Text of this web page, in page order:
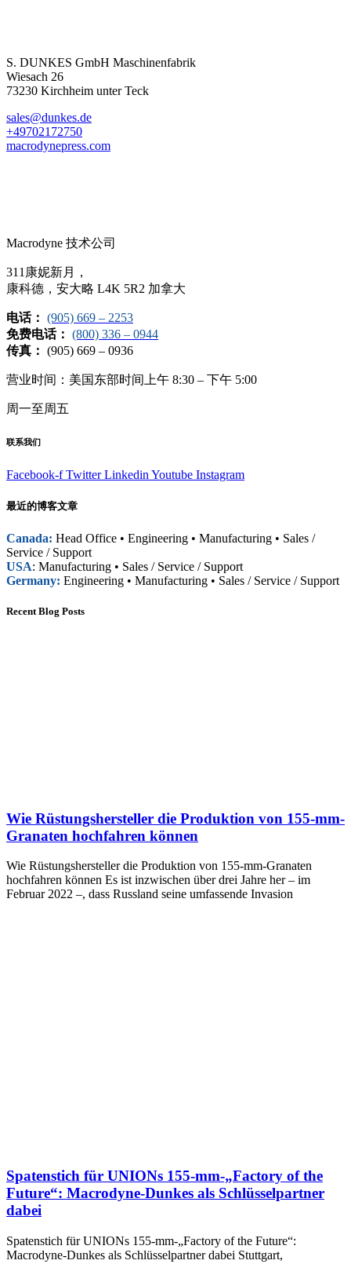
S. DUNKES GmbH Maschinenfabrik
Wiesach 26
73230 Kirchheim unter Teck
sales@dunkes.de
+49702172750
macrodynepress.com
Macrodyne 技术公司
311康妮新月，
康科德，安大略 L4K 5R2 加拿大
电话： (905) 669 – 2253
免费电话： (800) 336 – 0944
传真： (905) 669 – 0936
营业时间：美国东部时间上午 8:30 – 下午 5:00
周一至周五
联系我们
Facebook-f Twitter Linkedin Youtube Instagram
最近的博客文章
Canada: Head Office • Engineering • Manufacturing • Sales /
Service / Support
USA: Manufacturing • Sales / Service / Support
Germany: Engineering • Manufacturing • Sales / Service / Support
Recent Blog Posts
Wie Rüstungshersteller die Produktion von 155-mm-
Granaten hochfahren können
Wie Rüstungshersteller die Produktion von 155-mm-Granaten
hochfahren können Es ist inzwischen über drei Jahre her – im
Februar 2022 –, dass Russland seine umfassende Invasion
Spatenstich für UNIONs 155-mm-„Factory of the
Future“: Macrodyne-Dunkes als Schlüsselpartner
dabei
Spatenstich für UNIONs 155-mm-„Factory of the Future“:
Macrodyne-Dunkes als Schlüsselpartner dabei Stuttgart,